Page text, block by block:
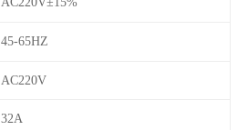
45-65HZ
AC220V
32A